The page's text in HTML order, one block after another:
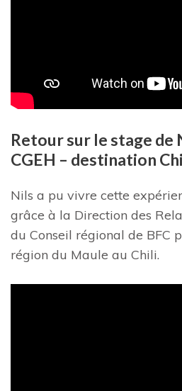
Retour sur le stage
CGEH – destination
Nils a pu vivre cette
grâce à la Direction des
du Conseil régional de BFC
région du Maule au Chili.